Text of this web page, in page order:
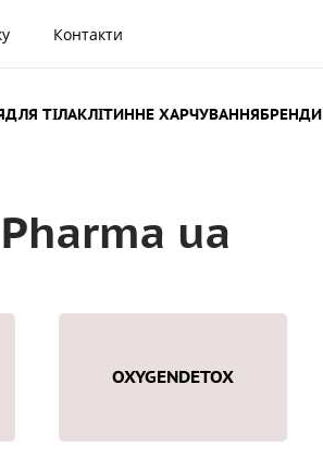
Контакти
ДЛЯ ТІЛАКЛІТИННЕ ХАРЧУВАННЯБРЕНДИ
ua
OXYGENDETOX